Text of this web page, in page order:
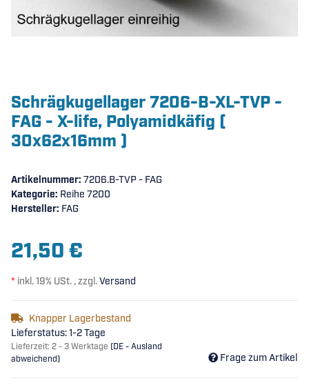
Schrägkugellager 7206-B-XL-TVP -
FAG - X-life, Polyamidkäfig (
30x62x16mm )
Artikelnummer: 7206.B-TVP - FAG
Kategorie: Reihe 7200
Hersteller: FAG
21,50 €
* inkl. 19% USt. , zzgl.Versand
Knapper Lagerbestand
Lieferstatus: 1-2 Tage
Lieferzeit: 2 - 3 Werktage (DE - Ausland
abweichend)
Frage zum Artikel